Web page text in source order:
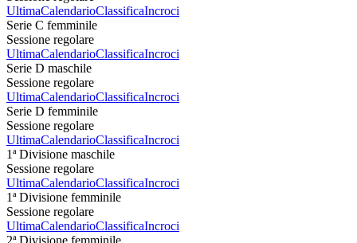
UltimaCalendarioClassificaIncroci
Serie C femminile
Sessione regolare
UltimaCalendarioClassificaIncroci
Serie D maschile
Sessione regolare
UltimaCalendarioClassificaIncroci
Serie D femminile
Sessione regolare
UltimaCalendarioClassificaIncroci
1ª Divisione maschile
Sessione regolare
UltimaCalendarioClassificaIncroci
1ª Divisione femminile
Sessione regolare
UltimaCalendarioClassificaIncroci
2ª Divisione femminile